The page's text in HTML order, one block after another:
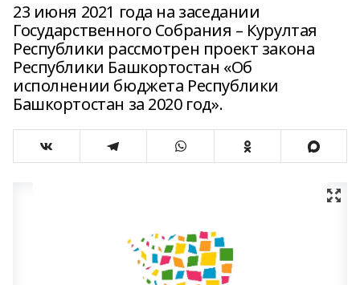
23 июня 2021 года на заседании
Государственного Собрания – Курултая
Республики рассмотрен проект закона
Республики Башкортостан «Об
исполнении бюджета Республики
Башкортостан за 2020 год».